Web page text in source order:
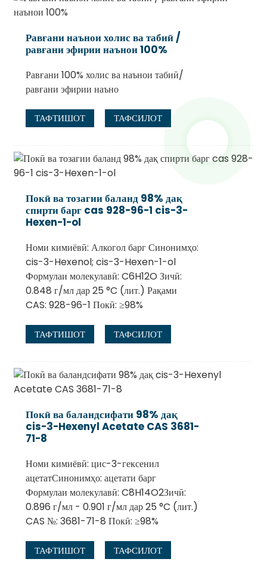
Равғани наънои холис ва табиӣ /
равғани эфирии наънои 100%
Равғани 100% холис ва наънои табиӣ/
равғани эфирии наъно
ТАФТИШОТ ТАФСИЛОТ
Покӣ ва тозагии баланд 98% дақ
спирти барг cas 928-96-1 cis-3-
Hexen-1-ol
Номи кимиёвӣ: Алкогол барг Синонимҳо:
cis-3-Hexenol; cis-3-Hexen-1-ol
Формулаи молекулавӣ: C6H12O Зичӣ:
0.848 г/мл дар 25 °C (лит.) Рақами
CAS: 928-96-1 Покӣ: ≥98%
ТАФТИШОТ ТАФСИЛОТ
Покӣ ва баландсифати 98% дақ
cis-3-Hexenyl Acetate CAS 3681-
71-8
Номи кимиёвӣ: цис-3-гексенил
ацетатСинонимҳо: ацетати барг
Формулаи молекулавӣ: C8H14O2Зичӣ:
0.896 г/мл - 0.901 г/мл дар 25 °C (лит.)
CAS №: 3681-71-8 Покӣ: ≥98%
ТАФТИШОТ ТАФСИЛОТ